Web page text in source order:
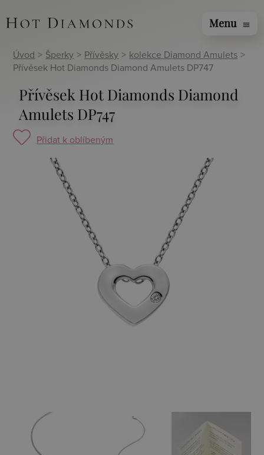
Menu menu
Úvod > Šperky > Přívěsky > kolekce Diamond Amulets >
Přívěsek Hot Diamonds Diamond Amulets DP747
Přívěsek Hot Diamonds Diamond
Amulets DP747
Přidat k oblíbeným